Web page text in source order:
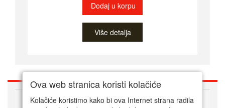
Dodaj u korpu
Više detalja
O nama
Ova web stranica koristi kolačiće
Kolačiće koristimo kako bi ova Internet strana radila